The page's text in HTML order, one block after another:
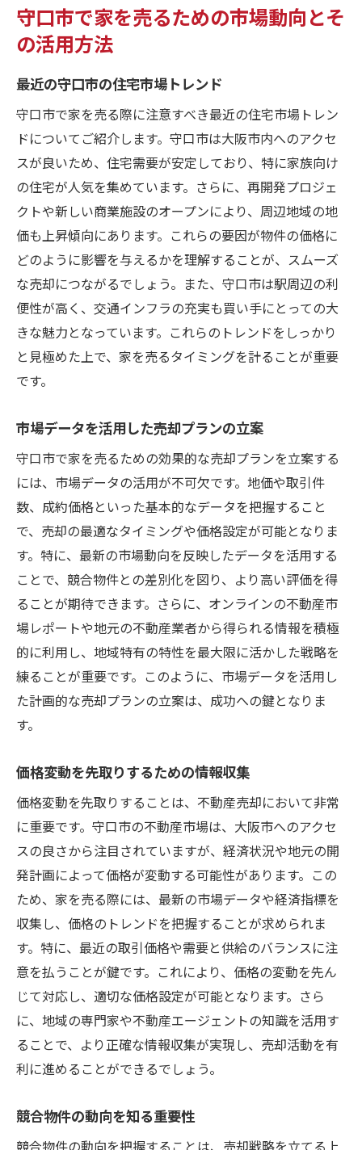
守口市で家を売るための市場動向とそ
の活用方法
最近の守口市の住宅市場トレンド
守口市で家を売る際に注意すべき最近の住宅市場トレン
ドについてご紹介します。守口市は大阪市内へのアクセ
スが良いため、住宅需要が安定しており、特に家族向け
の住宅が人気を集めています。さらに、再開発プロジェ
クトや新しい商業施設のオープンにより、周辺地域の地
価も上昇傾向にあります。これらの要因が物件の価格に
どのように影響を与えるかを理解することが、スムーズ
な売却につながるでしょう。また、守口市は駅周辺の利
便性が高く、交通インフラの充実も買い手にとっての大
きな魅力となっています。これらのトレンドをしっかり
と見極めた上で、家を売るタイミングを計ることが重要
です。
市場データを活用した売却プランの立案
守口市で家を売るための効果的な売却プランを立案する
には、市場データの活用が不可欠です。地価や取引件
数、成約価格といった基本的なデータを把握すること
で、売却の最適なタイミングや価格設定が可能となりま
す。特に、最新の市場動向を反映したデータを活用する
ことで、競合物件との差別化を図り、より高い評価を得
ることが期待できます。さらに、オンラインの不動産市
場レポートや地元の不動産業者から得られる情報を積極
的に利用し、地域特有の特性を最大限に活かした戦略を
練ることが重要です。このように、市場データを活用し
た計画的な売却プランの立案は、成功への鍵となりま
す。
価格変動を先取りするための情報収集
価格変動を先取りすることは、不動産売却において非常
に重要です。守口市の不動産市場は、大阪市へのアクセ
スの良さから注目されていますが、経済状況や地元の開
発計画によって価格が変動する可能性があります。この
ため、家を売る際には、最新の市場データや経済指標を
収集し、価格のトレンドを把握することが求められま
す。特に、最近の取引価格や需要と供給のバランスに注
意を払うことが鍵です。これにより、価格の変動を先ん
じて対応し、適切な価格設定が可能となります。さら
に、地域の専門家や不動産エージェントの知識を活用す
ることで、より正確な情報収集が実現し、売却活動を有
利に進めることができるでしょう。
競合物件の動向を知る重要性
競合物件の動向を把握することは、売却戦略を立てる上